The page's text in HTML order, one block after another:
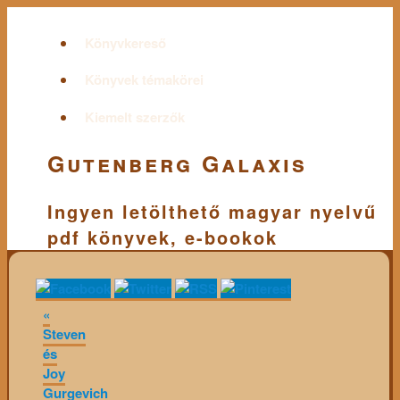
Könyvkereső
Könyvek témakörei
Kiemelt szerzők
Gutenberg Galaxis
Ingyen letölthető magyar nyelvű
pdf könyvek, e-bookok
«
Steven
és
Joy
Gurgevich